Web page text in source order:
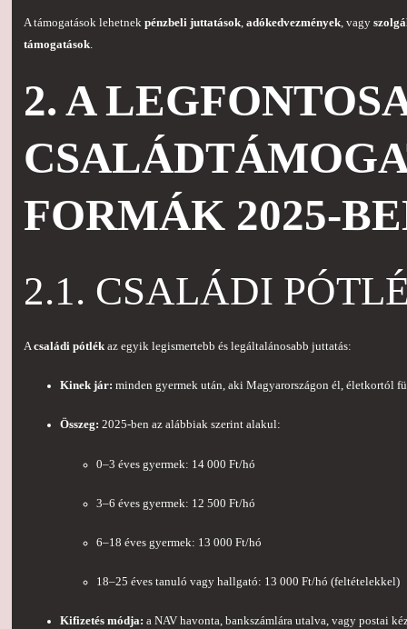
A támogatások lehetnek pénzbeli juttatások, adókedvezmények, vagy
támogatások.
2. A
FORMÁK 2025-
2.1. CSALÁDI
Acsaládi pótlékaz egyik legismertebb és legáltalánosabb juttatás:
Kinek jár: minden gyermek után, aki Magyarországon él, életkortól
Összeg: 2025-ben az alábbiak szerint alakul:
0–3 éves gyermek: 14 000 Ft/hó
3–6 éves gyermek: 12 500 Ft/hó
6–18 éves gyermek: 13 000 Ft/hó
18–25 éves tanuló vagy hallgató: 13 000 Ft/hó (feltételekkel)
Kifizetés módja: a NAV havonta, bankszámlára utalva, vagy postai